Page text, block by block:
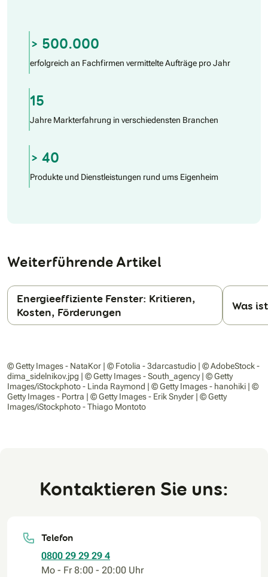
> 500.000
erfolgreich an Fachfirmen vermittelte Aufträge pro Jahr
15
Jahre Markterfahrung in verschiedensten Branchen
> 40
Produkte und Dienstleistungen rund ums Eigenheim
Weiterführende Artikel
Energieeffiziente Fenster: Kritieren,
Kosten, Förderungen
Was
© Getty Images - NataKor | © Fotolia - 3darcastudio | © AdobeStock -
dima_sidelnikov.jpg | © Getty Images - South_agency | © Getty
Images/iStockphoto - Linda Raymond | © Getty Images - hanohiki | ©
Getty Images - Portra | © Getty Images - Erik Snyder | © Getty
Images/iStockphoto - Thiago Montoto
Kontaktieren Sie uns:
Telefon
0800 29 29 29 4
Mo - Fr 8:00 - 20:00 Uhr